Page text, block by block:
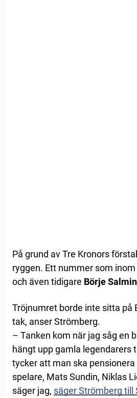
På grund av Tre Kronors
ryggen. Ett nummer som
och även tidigare Börje
Tröjnumret borde inte sitta på
tak, anser Strömberg.
– Tanken kom när jag såg en
hängt upp gamla legendarers
tycker att man ska
spelare, Mats Sundin, Niklas
säger jag, säger Strömberg till